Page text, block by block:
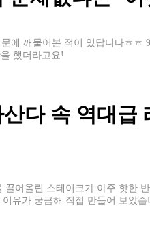
에 깨물어본 적이 있답니다ㅎㅎ
했더라고요!
다 속 역대급
어올린 스테이크가 아주 핫한
유가 궁금해 직접 만들어 보았습